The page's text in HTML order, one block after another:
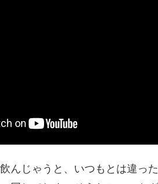
んじゃうと、いつもとは違っ